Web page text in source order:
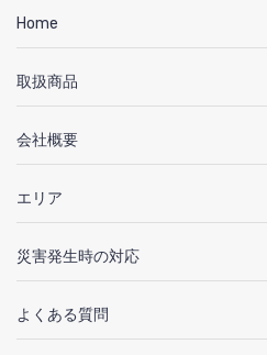
Home
取扱商品
会社概要
エリア
災害発生時の対応
よくある質問